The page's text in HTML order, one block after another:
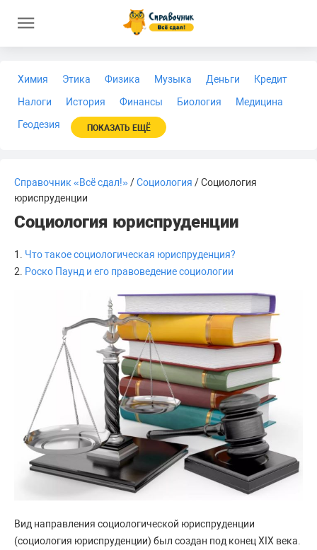
Химия Этика Физика Музыка Деньги
Кредит
Налоги
История Финансы Биология
Медицина
Геодезия
ПОКАЗАТЬ ЕЩЁ
Справочник «Всё сдал!»/Социология / Социология
юриспруденции
Социология юриспруденции
1. Что такое социологическая юриспруденция?
2.
Роско Паунд и его правоведение социологии
Вид направления социологической юриспруденции
(социология юриспруденции) был создан под конец XIX века.